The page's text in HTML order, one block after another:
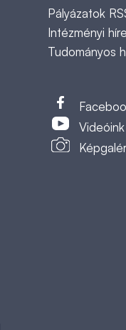
Pályázatok
Intézményi
Tudományos